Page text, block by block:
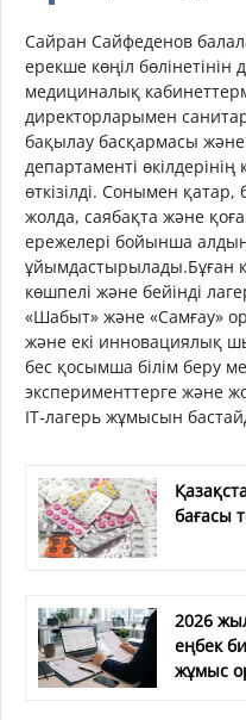
Сайран Сайфеденов
ерекше көңіл бөлінетінін
медициналық
директорларымен
бақылау басқармасы
департаменті
өткізілді. Сонымен
жолда, саябақта және
ережелері бойынша
ұйымдастырылады.Бұған
көшпелі және бейінді
«Шабыт» және «Самғау»
және екі инновациялық
бес қосымша білім беру
эксперименттерге және
IT-лагерь жұмысын
бағасы
2026
еңбек
жұмыс